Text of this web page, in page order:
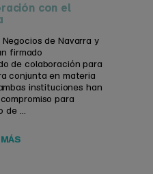
con el
de Navarra y
firmado
de colaboración para
conjunta en materia
instituciones han
para
...